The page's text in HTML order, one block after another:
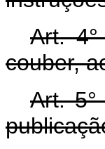
Art.
couber,
Art.